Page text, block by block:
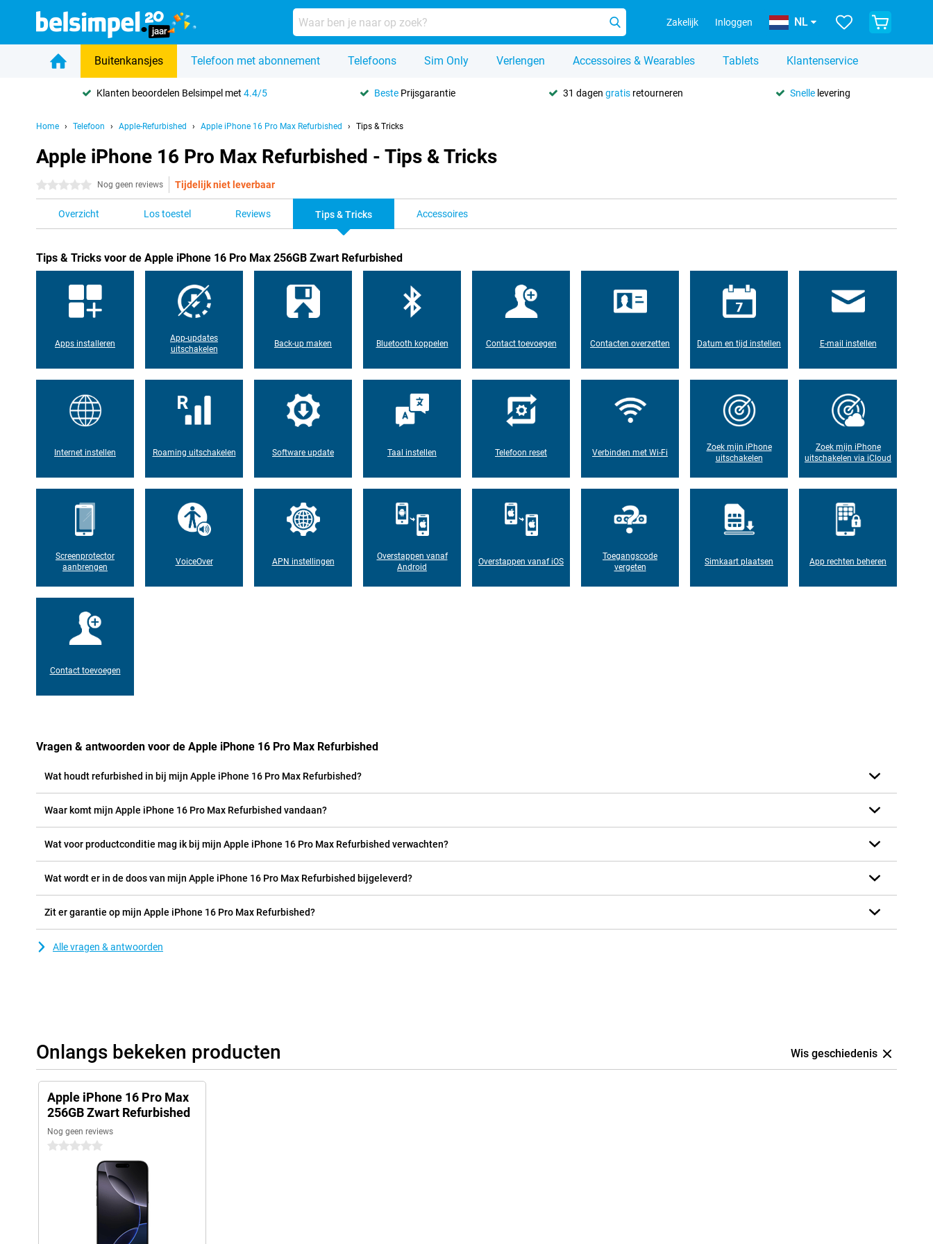
Zakelijk Inloggen NL
Buitenkansjes Telefoon met abonnement Telefoons Sim Only Verlengen Accessoires & Wearables Tablets Klantenservice
Klanten beoordelen Belsimpel met4.4/5 Beste Prijsgarantie 31 dagen gratisretourneren Snellelevering
Home Telefoon Apple-Refurbished Apple iPhone 16 Pro Max Refurbished Tips & Tricks
Apple iPhone 16 Pro Max Refurbished - Tips & Tricks
0 sterren Nog geen reviews Tijdelijk niet leverbaar
Overzicht Los toestel Reviews Tips & Tricks Accessoires
Tips & Tricks voor de Apple iPhone 16 Pro Max 256GB Zwart Refurbished
Apps installeren
App-updates
uitschakelen
Back-up maken Bluetooth koppelen Contact toevoegen Contacten overzetten Datum en tijd instellen E-mail instellen
Internet instellen Roaming uitschakelen Software update Taal instellen Telefoon reset Verbinden met Wi-Fi
Zoek mijn iPhone
uitschakelen
Zoek mijn iPhone
uitschakelen via iCloud
Screenprotector
aanbrengen
VoiceOver APN instellingen
Overstappen vanaf
Android
Overstappen vanaf iOS
Toegangscode
vergeten
Simkaart plaatsen App rechten beheren
Contact toevoegen
Vragen & antwoorden voor de Apple iPhone 16 Pro Max Refurbished
Wat houdt refurbished in bij mijn Apple iPhone 16 Pro Max Refurbished?
Waar komt mijn Apple iPhone 16 Pro Max Refurbished vandaan?
Wat voor productconditie mag ik bij mijn Apple iPhone 16 Pro Max Refurbished verwachten?
Wat wordt er in de doos van mijn Apple iPhone 16 Pro Max Refurbished bijgeleverd?
Zit er garantie op mijn Apple iPhone 16 Pro Max Refurbished?
Alle vragen & antwoorden
Onlangs bekeken producten Wis geschiedenis
Apple iPhone 16 Pro Max
256GB Zwart Refurbished
Nog geen reviews
0 sterren